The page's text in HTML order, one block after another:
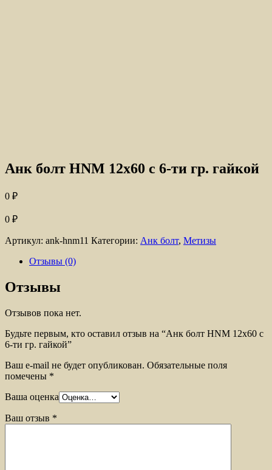
Анк болт HNM 12х60 с 6-ти гр. гайкой
0 ₽
0 ₽
Артикул: ank-hnm11 Категории: Анк болт, Метизы
Отзывы (0)
Отзывы
Отзывов пока нет.
Будьте первым, кто оставил отзыв на “Анк болт HNM 12х60 с
6-ти гр. гайкой”
Ваш e-mail не будет опубликован. Обязательные поля
помечены *
Ваша оценка
Ваш отзыв *